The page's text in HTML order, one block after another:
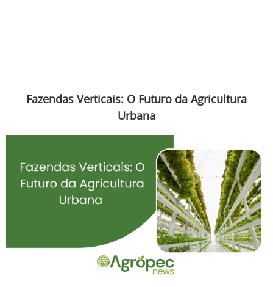
Fazendas Verticais: O Futuro da Agricultura
Urbana